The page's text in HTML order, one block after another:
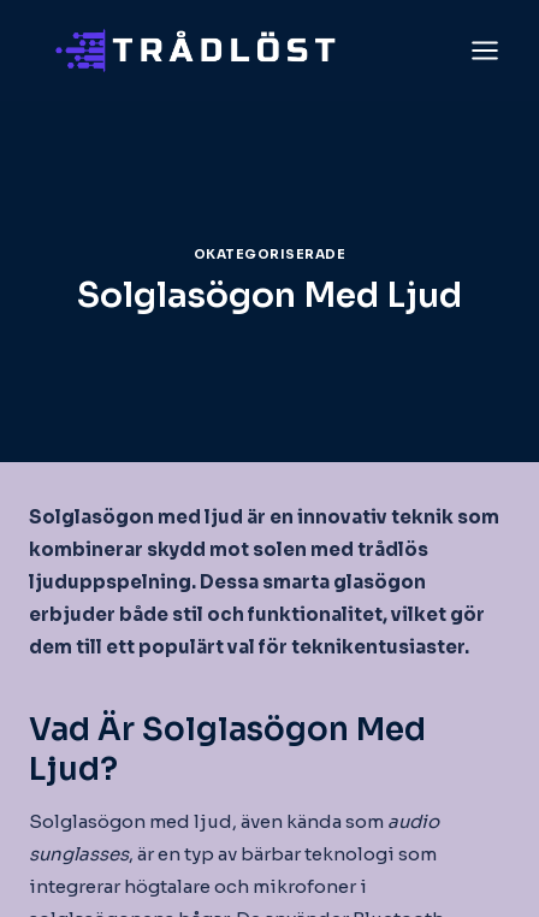
OKATEGORISERADE
Solglasögon Med Ljud
Solglasögon med ljud är en innovativ teknik som
kombinerar skydd mot solen med trådlös
ljuduppspelning. Dessa smarta glasögon
erbjuder både stil och funktionalitet, vilket gör
dem till ett populärt val för teknikentusiaster.
Vad Är Solglasögon Med
Ljud?
Solglasögon med ljud, även kända som audio
sunglasses, är en typ av bärbar teknologi som
integrerar högtalare och mikrofoner i